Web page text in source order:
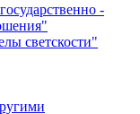
-
светскости"